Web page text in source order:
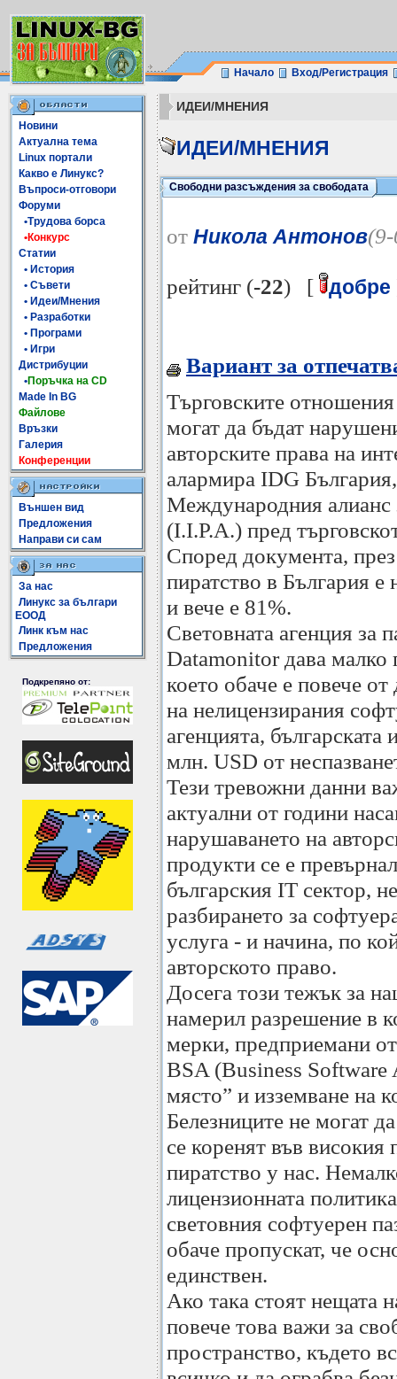
Начало Вход/Регистрация
Новини
Актуална тема
Linux портали
Какво е Линукс?
Въпроси-отговори
Форуми
•Трудова борса
•Конкурс
Статии
• История
• Съвети
• Идеи/Мнения
• Разработки
• Програми
• Игри
Дистрибуции
•Поръчка на CD
Made In BG
Файлове
Връзки
Галерия
Конференции
Външен вид
Предложения
Направи си сам
За нас
Линукс за българи
ЕООД
Линк към нас
Предложения
Подкрепяно от:
ИДЕИ/МНЕНИЯ
ИДЕИ/МНЕНИЯ
Свободни разсъждения за свободата
от Никола Антонов
рейтинг (-22) [ добре
Вариант за
Търговските
могат да бъдат
авторските права на
алармира IDG
Международния алианс
(I.I.P.A.) пред
Според документа,
пиратство в България е
и вече е 81%.
Световната агенция за
Datamonitor дава малко
което обаче е повече
на нелицензирания
агенцията,
млн. USD от
Тези тревожни данни
актуални от години
нарушаването на
продукти се е
българския IT сектор,
разбирането за
услуга - и начина, по
авторското право.
Досега този тежък за
намерил разрешение в
мерки, предприемани
BSA (Business Software
място” и изземване на
Белезниците не могат
се коренят във
пиратство у нас.
лицензионната
световния софтуерен
обаче пропускат, че
единствен.
Ако така стоят нещата
повече това важи за
пространство, където